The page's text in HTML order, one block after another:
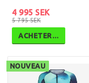
5 795 SEK
4 995 SEK
ACHETER…
NOUVEAU